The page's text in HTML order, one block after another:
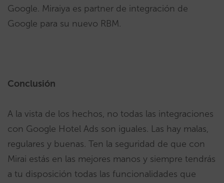
Google. Miraiya es partner de integración de
Google para su nuevo RBM.
Conclusión
A la vista de los hechos, no todas las integraciones
con Google Hotel Ads son iguales. Las hay malas,
regulares y buenas. Ten la seguridad de que con
Mirai estás en las mejores manos y siempre tendrás
a tu disposición todas las funcionalidades que